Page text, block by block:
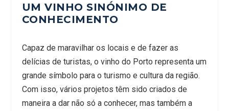
UM VINHO SINÓNIMO DE
CONHECIMENTO
Capaz de maravilhar os locais e de fazer as
delícias de turistas, o vinho do Porto representa um
grande símbolo para o turismo e cultura da região.
Com isso, vários projetos têm sido criados de
maneira a dar não só a conhecer, mas também a